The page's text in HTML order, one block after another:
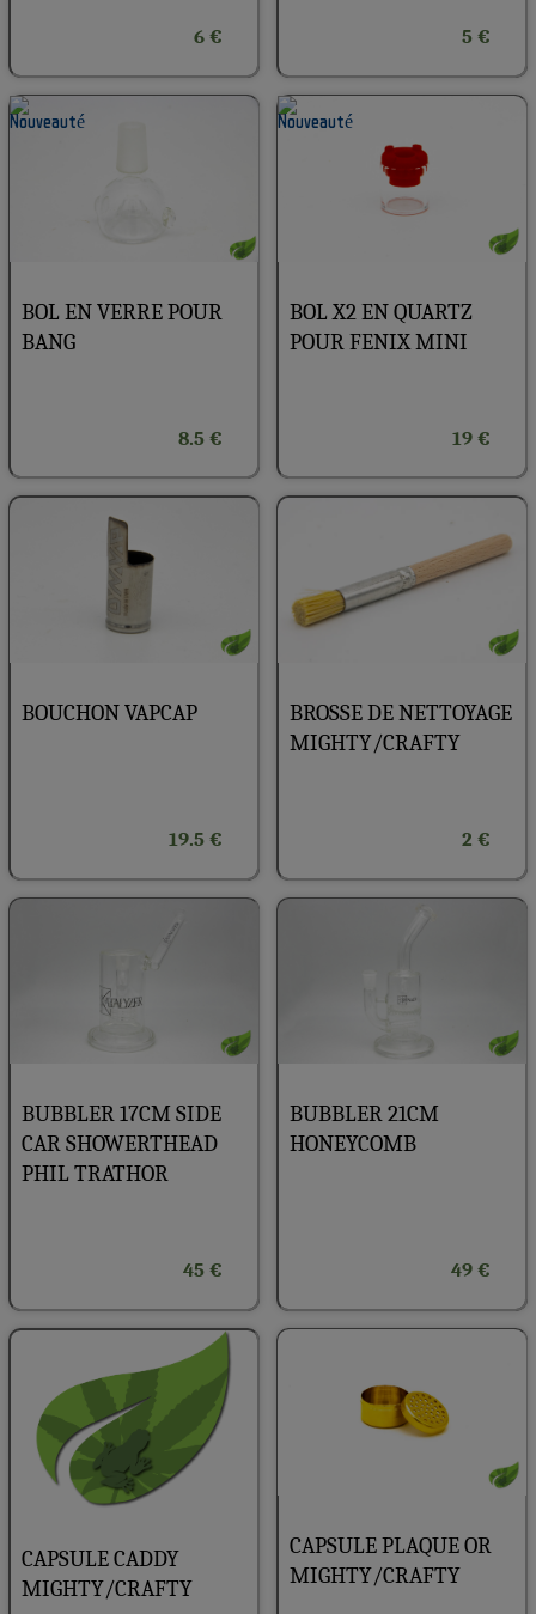
6 € 5 €
BOL EN VERRE POUR
BANG
8.5 €
BOL X2 EN QUARTZ
POUR FENIX MINI
19 €
BOUCHON VAPCAP
19.5 €
BROSSE DE NETTOYAGE
MIGHTY/CRAFTY
2 €
BUBBLER 17CM SIDE
CAR SHOWERTHEAD
PHIL TRATHOR
45 €
BUBBLER 21CM
HONEYCOMB
49 €
CAPSULE CADDY
MIGHTY/CRAFTY
CAPSULE PLAQUE OR
MIGHTY/CRAFTY